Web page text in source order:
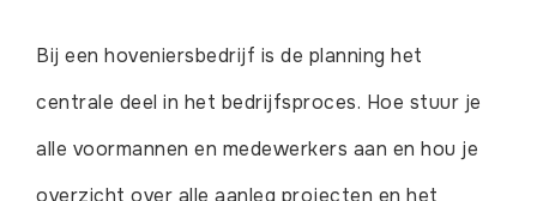
Bij een hoveniersbedrijf is de planning het
centrale deel in het bedrijfsproces. Hoe stuur je
alle voormannen en medewerkers aan en hou je
overzicht over alle aanleg projecten en het